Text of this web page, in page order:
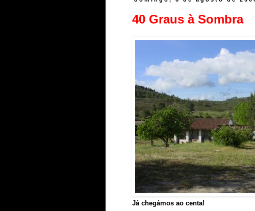
40 Graus à Sombra
Já chegámos ao centa!